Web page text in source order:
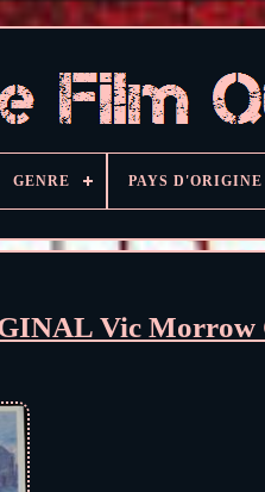
GENRE PAYS D'ORIGINE
Vic Morrow